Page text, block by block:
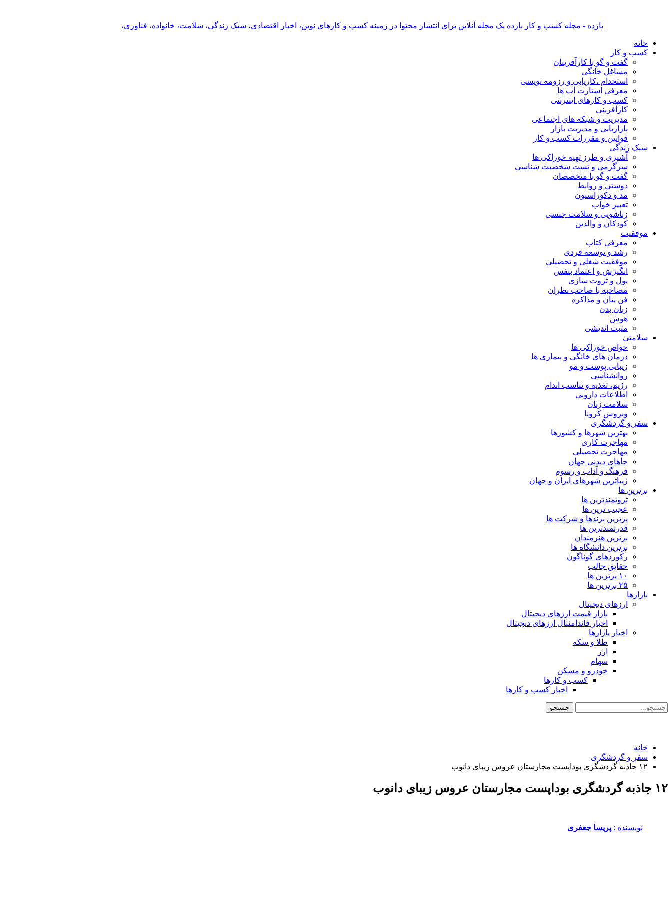
بازده - مجله کسب و کار بازده یک مجله آنلاین برای انتشار محتوا در زمینه کسب و کارهای نوین، اخبار اقتصادی، سبک زندگی، سلامت، خانواده، فناوری،
خانه
کسب و کار
گفت و گو با کارآفرینان
مشاغل خانگی
استخدام ،کاریابی و رزومه نویسی
معرفی استارت آپ ها
کسب و کارهای اینترنتی
کارآفرینی
مدیریت و شبکه های اجتماعی
بازاریابی و مدیریت بازار
قوانین و مقررات کسب و کار
سبک زندگی
آشپزی و طرز تهیه خوراکی ها
سرگرمی و تست شخصیت شناسی
گفت و گو با متخصصان
دوستی و روابط
مد و دکوراسیون
تعبیر خواب
زناشویی و سلامت جنسی
کودکان و والدین
موفقیت
معرفی کتاب
رشد و توسعه فردی
موفقیت شغلی و تحصیلی
انگیزش و اعتماد بنفس
پول و ثروت سازی
مصاحبه با صاحب نظران
فن بیان و مذاکره
زبان بدن
هوش
مثبت اندیشی
سلامتی
خواص خوراکی ها
درمان های خانگی و بیماری ها
زیبایی پوست و مو
روانشناسی
رژیم، تغذیه و تناسب اندام
اطلاعات دارویی
سلامت زنان
ویروس کرونا
سفر و گردشگری
بهترین شهرها و کشورها
مهاجرت کاری
مهاجرت تحصیلی
جاهای دیدنی جهان
فرهنگ و آداب و رسوم
زیباترین شهرهای ایران و جهان
برترین ها
ثروتمندترین ها
عجیب ترین ها
برترین برندها و شرکت ها
قدرتمندترین ها
برترین هنرمندان
برترین دانشگاه ها
رکوردهای گوناگون
حقایق جالب
۱۰ برترین ها
۲۵ برترین ها
بازارها
ارزهای دیجیتال
بازار قیمت ارزهای دیجیتال
اخبار فاندامنتال ارزهای دیجیتال
اخبار بازارها
طلا و سکه
ارز
سهام
خودرو و مسکن
کسب و کارها
اخبار کسب و کارها
خانه
سفر و گردشگری
۱۲ جاذبه گردشگری بوداپست مجارستان عروس زیبای دانوب
۱۲ جاذبه گردشگری بوداپست مجارستان عروس زیبای دانوب
نویسنده :‌ پریسا جعفری